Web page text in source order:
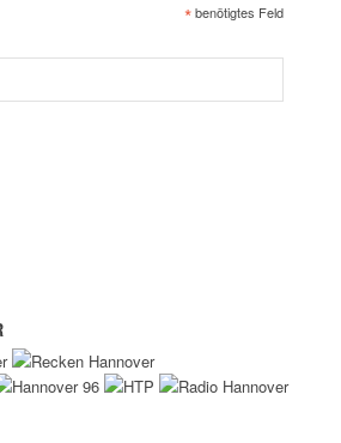
*benötigtes Feld